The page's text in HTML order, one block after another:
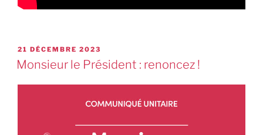
21 DÉCEMBRE 2023
Monsieur le Président : renoncez !